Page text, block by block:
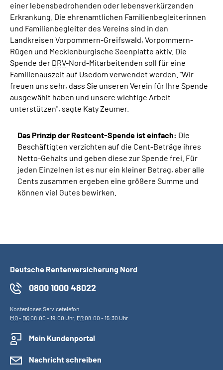
einer lebensbedrohenden oder lebensverkürzenden
Erkrankung. Die ehrenamtlichen Familienbegleiterinnen
und Familienbegleiter des Vereins sind in den
Landkreisen Vorpommern-Greifswald, Vorpommern-
Rügen und Mecklenburgische Seenplatte aktiv. Die
Spende der DRV-Nord-Mitarbeitenden soll für eine
Familienauszeit auf Usedom verwendet werden. "Wir
freuen uns sehr, dass Sie unseren Verein für Ihre Spende
ausgewählt haben und unsere wichtige Arbeit
unterstützen", sagte Katy Zeumer.
Das Prinzip der Restcent-Spende ist einfach: Die
Beschäftigten verzichten auf die Cent-Beträge ihres
Netto-Gehalts und geben diese zur Spende frei. Für
jeden Einzelnen ist es nur ein kleiner Betrag, aber alle
Cents zusammen ergeben eine größere Summe und
können viel Gutes bewirken.
Deutsche Rentenversicherung Nord
0800 1000 48022
Kostenloses Servicetelefon
MO- DO08:00 - 19:00 Uhr, FR08:00 - 15:30 Uhr
Mein Kundenportal
Nachricht schreiben